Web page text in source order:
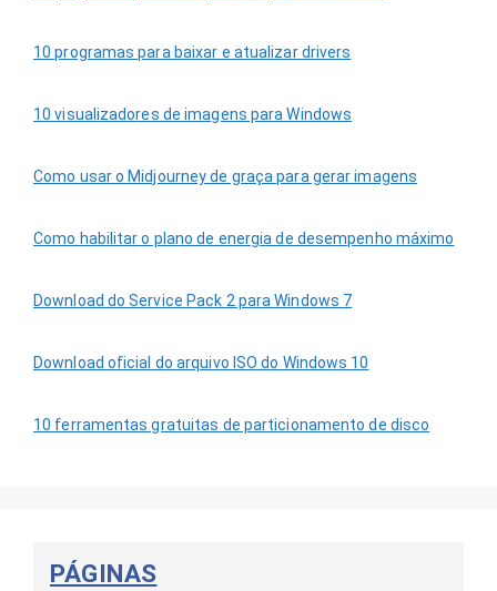
10 programas para baixar e atualizar drivers
10 visualizadores de imagens para Windows
Como usar o Midjourney de graça para gerar imagens
Como habilitar o plano de energia de desempenho máximo
Download do Service Pack 2 para Windows 7
Download oficial do arquivo ISO do Windows 10
10 ferramentas gratuitas de particionamento de disco
PÁGINAS